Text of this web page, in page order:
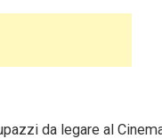
da legare al